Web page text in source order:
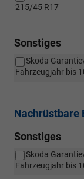
215/45 R17
Sonstiges
Skoda
Fahrzeugjahr bis
Nachrüstbare
Sonstiges
Skoda
Fahrzeugjahr bis